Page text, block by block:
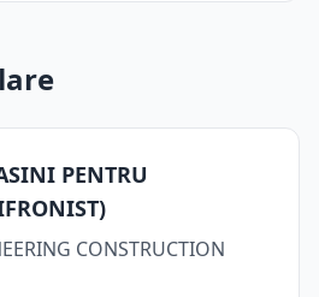
PENTRU
CONSTRUCTION